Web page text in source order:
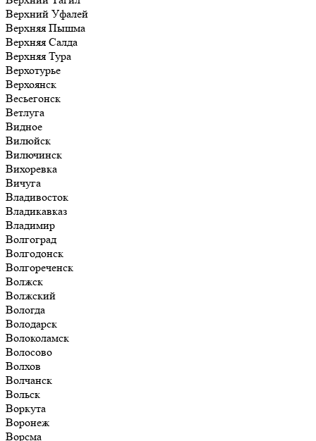
Верхний Уфалей
Верхняя Пышма
Верхняя Салда
Верхняя Тура
Верхотурье
Верхоянск
Весьегонск
Ветлуга
Видное
Вилюйск
Вилючинск
Вихоревка
Вичуга
Владивосток
Владикавказ
Владимир
Волгоград
Волгодонск
Волгореченск
Волжск
Волжский
Вологда
Володарск
Волоколамск
Волосово
Волхов
Волчанск
Вольск
Воркута
Воронеж
Ворсма